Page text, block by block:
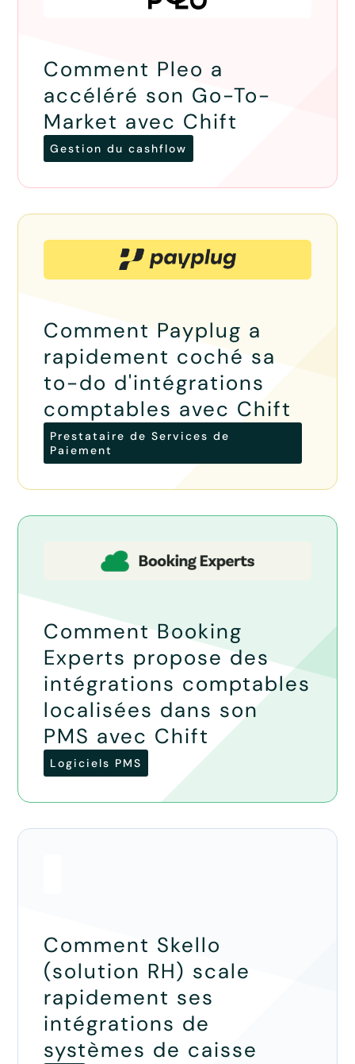
Comment Pleo a
accéléré son Go-To-
Market avec Chift
Gestion du cashflow
Comment Payplug a
rapidement coché sa
to-do d'intégrations
comptables avec Chift
Prestataire de Services de
Paiement
Comment Booking
Experts propose des
intégrations comptables
localisées dans son
PMS avec Chift
Logiciels PMS
Comment Skello
(solution RH) scale
rapidement ses
intégrations de
systèmes de caisse